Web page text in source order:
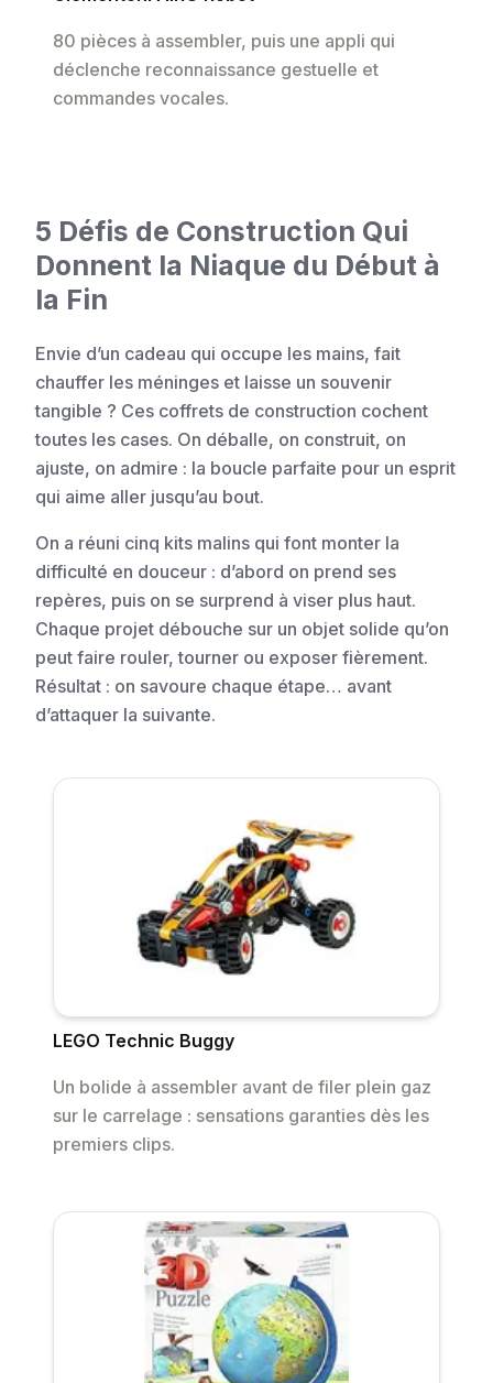
80 pièces à assembler, puis une appli qui
déclenche reconnaissance gestuelle et
commandes vocales.
5 Défis de Construction Qui
Donnent la Niaque du Début à
la Fin
Envie d’un cadeau qui occupe les mains, fait
chauffer les méninges et laisse un souvenir
tangible ? Ces coffrets de construction cochent
toutes les cases. On déballe, on construit, on
ajuste, on admire : la boucle parfaite pour un esprit
qui aime aller jusqu’au bout.
On a réuni cinq kits malins qui font monter la
difficulté en douceur : d’abord on prend ses
repères, puis on se surprend à viser plus haut.
Chaque projet débouche sur un objet solide qu’on
peut faire rouler, tourner ou exposer fièrement.
Résultat : on savoure chaque étape… avant
d’attaquer la suivante.
LEGO Technic Buggy
Un bolide à assembler avant de filer plein gaz
sur le carrelage : sensations garanties dès les
premiers clips.